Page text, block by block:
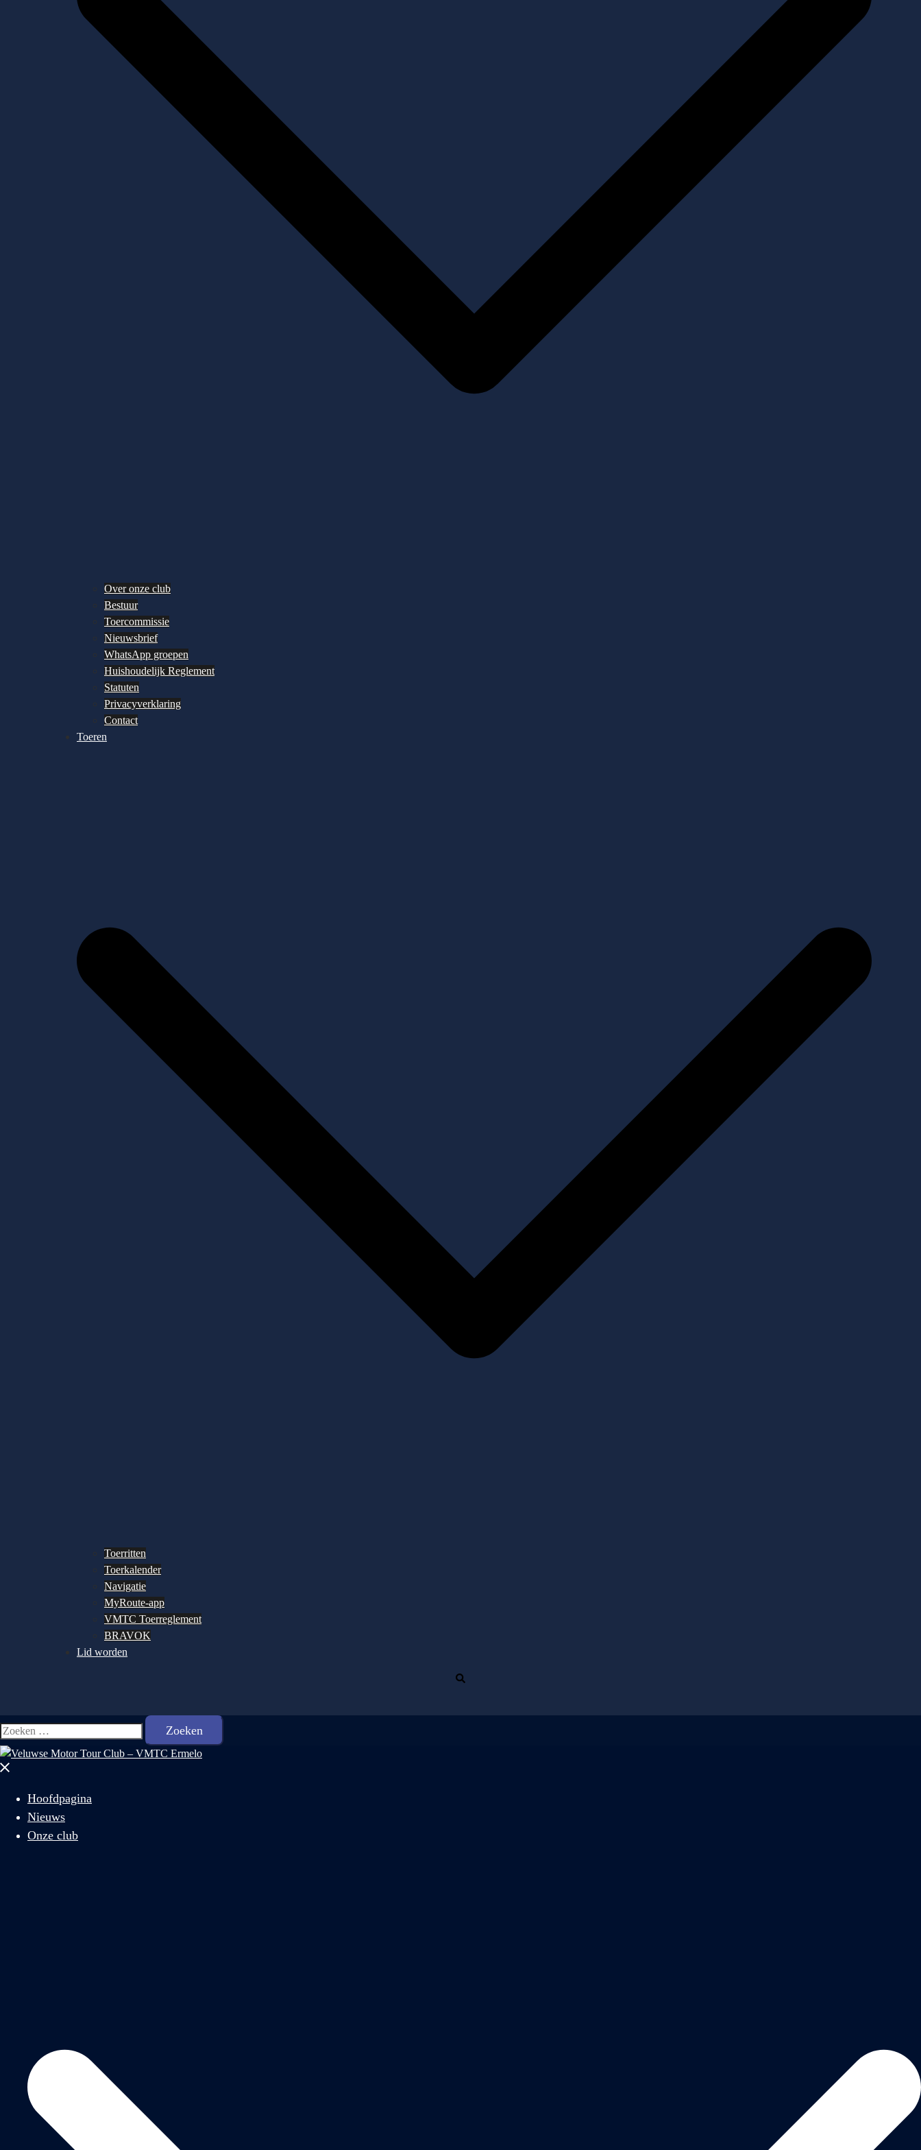
Over onze club
Bestuur
Toercommissie
Nieuwsbrief
WhatsApp groepen
Huishoudelijk Reglement
Statuten
Privacyverklaring
Contact
Toeren
Toerritten
Toerkalender
Navigatie
MyRoute-app
VMTC Toerreglement
BRAVOK
Lid worden
Zoeken
naar:
Menu
Hoofdpagina
Nieuws
Onze club